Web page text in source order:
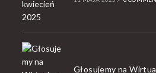
Głosujemy na